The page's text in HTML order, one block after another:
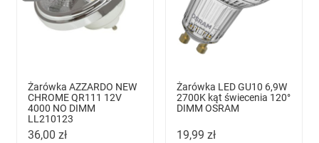
Żarówka AZZARDO NEW
CHROME QR111 12V
4000 NO DIMM
LL210123
36,00 zł
Żarówka LED GU10 6,9W
2700K kąt świecenia 120°
DIMM OSRAM
19,99 zł